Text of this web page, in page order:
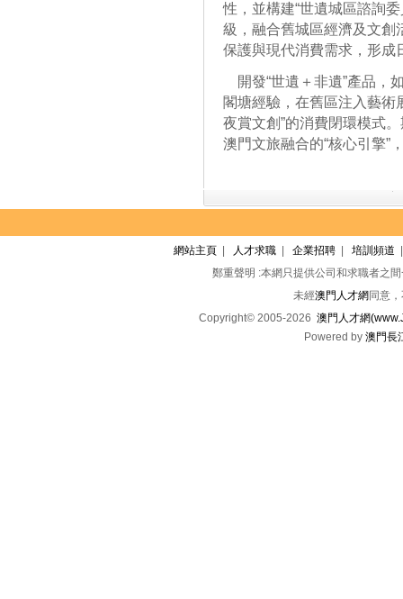
性，並構建“世遺城區諮詢
級，融合舊城區經濟及文創
保護與現代消費需求，形成
開發“世遺＋非遺”產品，
閣塘經驗，在舊區注入藝術
夜賞文創”的消費閉環模式
澳門文旅融合的“核心引擎”
網站主頁 人才求職 企業招聘 培訓頻道
鄭重聲明 :本網只提供公司和求職者之
未經澳門人才網 同意
Copyright© 2005-2026 澳門人才網
Powered by 澳門長